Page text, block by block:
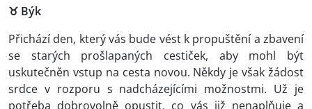
♉ Býk
Přichází den, který vás bude vést k propuštění a zbavení
se starých prošlapaných cestiček, aby mohl být
uskutečněn vstup na cesta novou. Někdy je však žádost
srdce v rozporu s nadcházejícími možnostmi. Už je
potřeba dobrovolně opustit, co vás již nenaplňuje a